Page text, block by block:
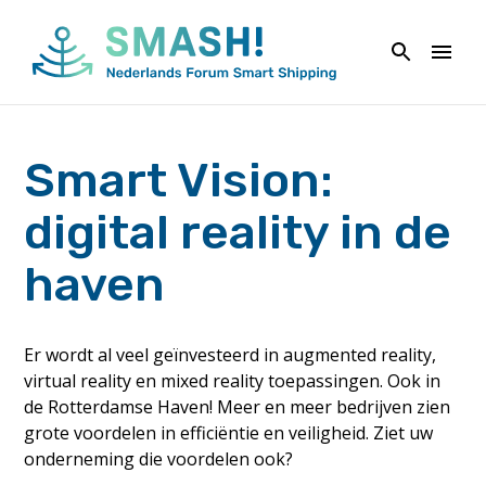
inhoud
Smart Vision:
digital reality in de
haven
Er wordt al veel geïnvesteerd in augmented reality,
virtual reality en mixed reality toepassingen. Ook in
de Rotterdamse Haven! Meer en meer bedrijven zien
grote voordelen in efficiëntie en veiligheid. Ziet uw
onderneming die voordelen ook?